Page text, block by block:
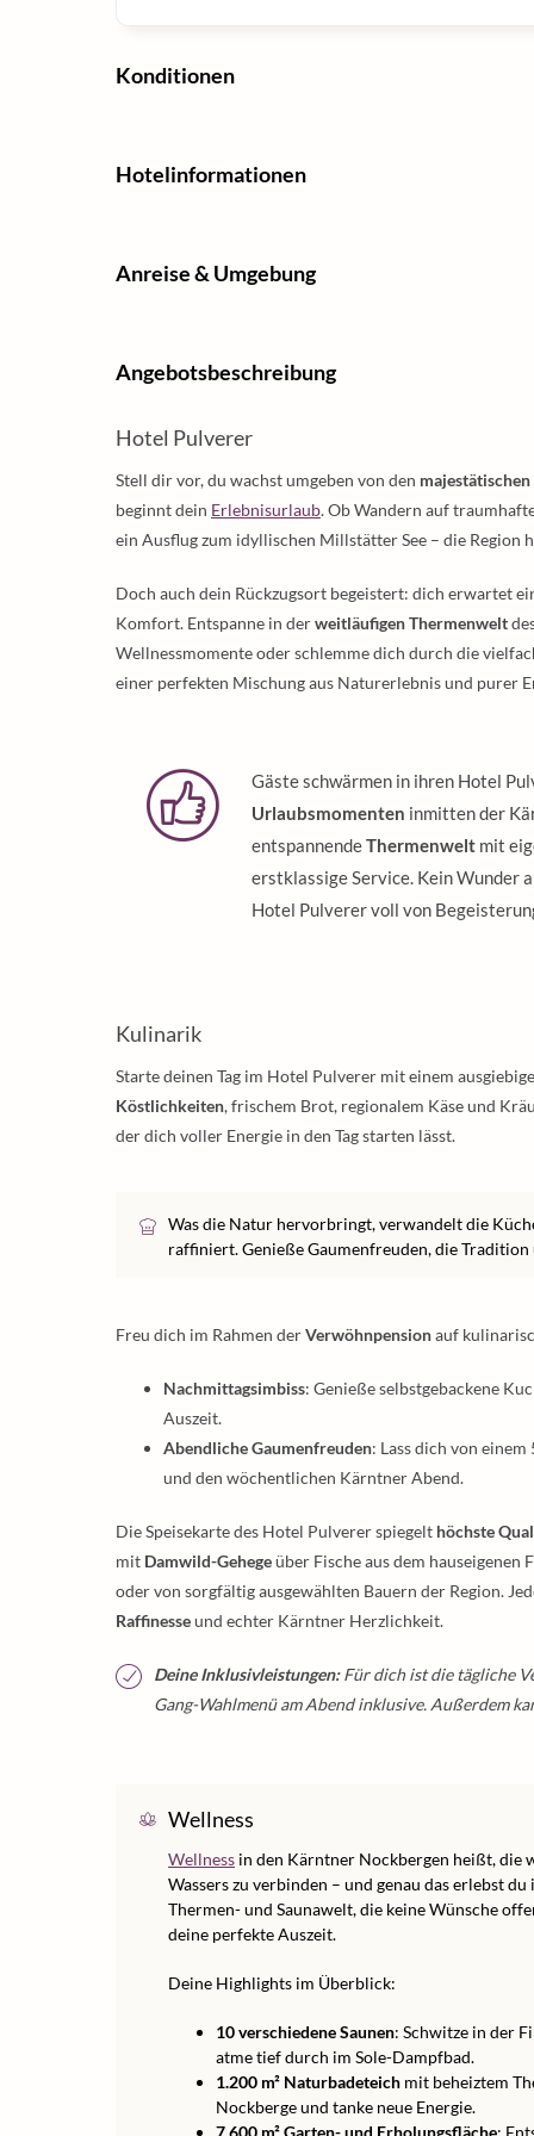
Konditionen
Hotelinformationen
Anreise & Umgebung
Angebotsbeschreibung
Hotel Pulverer
Stell dir vor, du wachst umgeben von den
beginnt dein Erlebnisurlaub. Ob Wandern auf
ein Ausflug zum idyllischen Millstätter See – die Region
Doch auch dein Rückzugsort begeistert: dich erwartet
Komfort. Entspanne in derweitläufigen Thermenwelt
Wellnessmomente oder schlemme dich durch die
einer perfekten Mischung aus Naturerlebnis und purer
Gäste schwärmen in ihren Hotel
Urlaubsmomenten inmitten der
entspannendeThermenwelt mit
erstklassige Service. Kein Wunder
Hotel Pulverer voll von
Kulinarik
Starte deinen Tag im Hotel Pulverer mit einem
Köstlichkeiten, frischem Brot, regionalem Käse und
der dich voller Energie in den Tag starten lässt.
Was die Natur hervorbringt, verwandelt die
raffiniert. Genieße Gaumenfreuden, die
Freu dich im Rahmen derVerwöhnpensionauf
Nachmittagsimbiss: Genieße selbstgebackene
Auszeit.
Abendliche Gaumenfreuden: Lass dich von
und den wöchentlichen Kärntner Abend.
Die Speisekarte des Hotel Pulverer spiegelt höchste
mit Damwild-Gehegeüber Fische aus dem hauseigenen
oder von sorgfältig ausgewählten Bauern der Region.
Raffinesseund echter Kärntner Herzlichkeit.
Deine Inklusivleistungen:Für dich ist die tägliche
Gang-Wahlmenü am Abend inklusive. Außerdem
Wellness
Wellness in den Kärntner Nockbergen heißt, die
Wassers zu verbinden – und genau das erlebst
Thermen- und Saunawelt, die keine Wünsche
deine perfekte Auszeit.
Deine Highlights im Überblick:
10 verschiedene Saunen: Schwitze in der
atme tief durch im Sole-Dampfbad.
1.200 m² Naturbadeteich mit beheiztem
Nockberge und tanke neue Energie.
7.600 m² Garten- und Erholungsfläche: